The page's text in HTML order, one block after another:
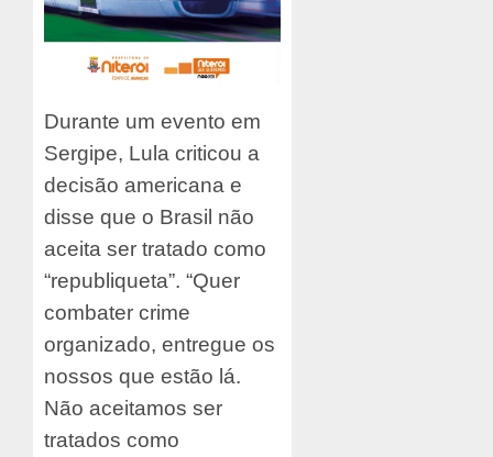
Durante um evento em
Sergipe, Lula criticou a
decisão americana e
disse que o Brasil não
aceita ser tratado como
“republiqueta”. “Quer
combater crime
organizado, entregue os
nossos que estão lá.
Não aceitamos ser
tratados como